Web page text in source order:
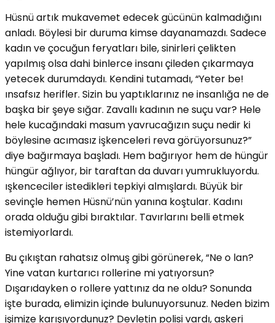
Hüsnü artık mukavemet edecek gücünün kalmadığını
anladı. Böylesi bir duruma kimse dayanamazdı. Sadece
kadın ve çocuğun feryatları bile, sinirleri çelikten
yapılmış olsa dahi binlerce insanı çileden çıkarmaya
yetecek durumdaydı. Kendini tutamadı, “Yeter be!
ınsafsız herifler. Sizin bu yaptıklarınız ne insanlığa ne de
başka bir şeye sığar. Zavallı kadının ne suçu var? Hele
hele kucağındaki masum yavrucağızın suçu nedir ki
böylesine acımasız işkenceleri reva görüyorsunuz?”
diye bağırmaya başladı. Hem bağırıyor hem de hüngür
hüngür ağlıyor, bir taraftan da duvarı yumrukluyordu.
ışkenceciler istedikleri tepkiyi almışlardı. Büyük bir
sevinçle hemen Hüsnü’nün yanına koştular. Kadını
orada olduğu gibi bıraktılar. Tavırlarını belli etmek
istemiyorlardı.
Bu çıkıştan rahatsız olmuş gibi görünerek, “Ne o lan?
Yine vatan kurtarıcı rollerine mi yatıyorsun?
Dışarıdayken o rollere yattınız da ne oldu? Sonunda
işte burada, elimizin içinde bulunuyorsunuz. Neden bizim
işimize karışıyordunuz? Devletin polisi vardı, askeri